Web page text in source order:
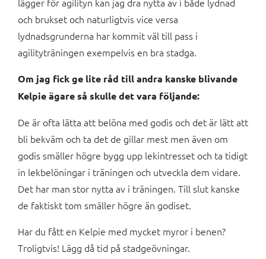
lägger för agilityn kan jag dra nytta av i både lydnad
och brukset och naturligtvis vice versa
lydnadsgrunderna har kommit väl till pass i
agilityträningen exempelvis en bra stadga.
Om jag fick ge lite råd till andra kanske blivande
Kelpie ägare så skulle det vara följande:
De är ofta lätta att belöna med godis och det är lätt att
bli bekväm och ta det de gillar mest men även om
godis smäller högre bygg upp lekintresset och ta tidigt
in lekbelöningar i träningen och utveckla dem vidare.
Det har man stor nytta av i träningen. Till slut kanske
de faktiskt tom smäller högre än godiset.
Har du fått en Kelpie med mycket myror i benen?
Troligtvis! Lägg då tid på stadgeövningar.